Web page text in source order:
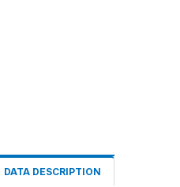
DATA DESCRIPTION